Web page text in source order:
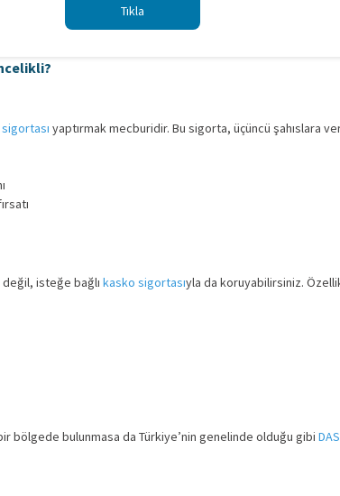
Tıkla
yaptırmak mecburidir. Bu sigorta, üçüncü şahıslara
değil, isteğe bağlı kasko sigortasıyla da koruyabilirsiniz.
bölgede bulunmasa da Türkiye’nin genelinde olduğu gibi